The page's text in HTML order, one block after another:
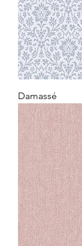
Damassé